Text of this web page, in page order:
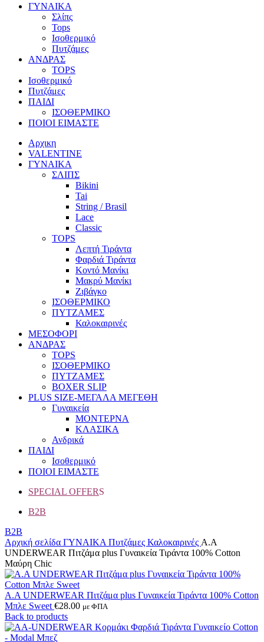
ΓΥΝΑΙΚΑ
Σλίπς
Tops
Ισοθερμικό
Πυτζάμες
ΑΝΔΡΑΣ
TOPS
Ισοθερμικό
Πυτζάμες
ΠΑΙΔΙ
ΙΣΟΘΕΡΜΙΚΟ
ΠΟΙΟΙ ΕΙΜΑΣΤΕ
Αρχικη
VALENTINE
ΓΥΝΑΙΚΑ
ΣΛΙΠΣ
Bikini
Tai
String / Brasil
Lace
Classic
TOPS
Λεπτή Τιράντα
Φαρδιά Τιράντα
Κοντό Μανίκι
Μακρύ Μανίκι
Ζιβάγκο
ΙΣΟΘΕΡΜΙΚΟ
ΠΥΤΖΑΜΕΣ
Καλοκαιρινές
ΜΕΣΟΦΟΡΙ
ΑΝΔΡΑΣ
TOPS
ΙΣΟΘΕΡΜΙΚΟ
ΠΥΤΖΑΜΕΣ
BOXER SLIP
PLUS SIZE-ΜΕΓΑΛΑ ΜΕΓΕΘΗ
Γυναικεία
ΜΟΝΤΕΡΝΑ
ΚΛΑΣΙΚΑ
Ανδρικά
ΠΑΙΔΙ
Ισοθερμικό
ΠΟΙΟΙ ΕΙΜΑΣΤΕ
SPECIAL OFFERS
B2B
B2B
Αρχική σελίδα ΓΥΝΑΙΚΑ Πυτζάμες Καλοκαιρινές A.A
UNDERWEAR Πιτζάμα plus Γυναικεία Τιράντα 100% Cotton
Μαύρη Chic
A.A UNDERWEAR Πιτζάμα plus Γυναικεία Τιράντα 100% Cotton
Μπλε Sweet €28.00 με ΦΠΑ
Back to products